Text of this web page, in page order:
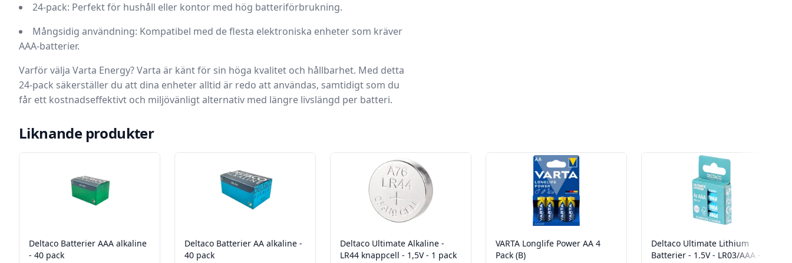
24-pack: Perfekt för hushåll eller kontor med hög batteriförbrukning.
Mångsidig användning: Kompatibel med de flesta elektroniska enheter som kräver
AAA-batterier.
Varför välja Varta Energy?Varta är känt för sin höga kvalitet och hållbarhet. Med detta
24-pack säkerställer du att dina enheter alltid är redo att användas, samtidigt som du
får ett kostnadseffektivt och miljövänligt alternativ med längre livslängd per batteri.
Liknande produkter
Deltaco Batterier AAA alkaline
- 40 pack
Deltaco Batterier AA alkaline -
40 pack
Deltaco Ultimate Alkaline -
LR44 knappcell - 1,5V - 1 pack
VARTA Longlife Power AA 4
Pack (B)
Deltaco Ultimate Lithium
Batterier - 1.5V - LR03/AAA - 4